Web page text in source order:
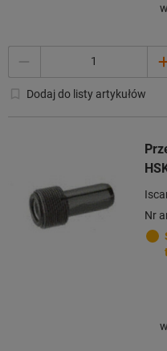
Dodaj do listy artykułów
Nr